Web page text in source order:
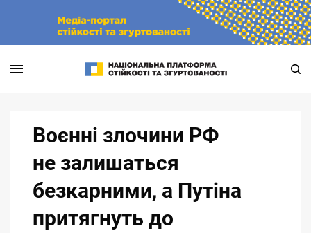
Воєнні злочини РФ
не залишаться
безкарними, а Путіна
притягнуть до